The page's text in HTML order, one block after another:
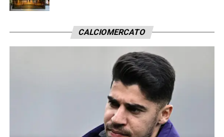
CALCIOMERCATO